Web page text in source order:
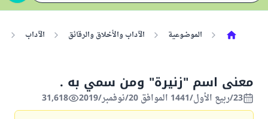
الموضوعية الآداب والأخلاق والرقائق الآداب
معنى اسم "زنيرة" ومن سمي به .
23/ربيع الأول/1441 الموافق 20/نوفمبر/2019 31,618